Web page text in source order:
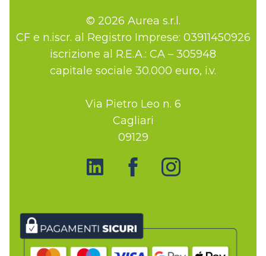
© 2026 Aurea s.r.l.
CF e n.iscr. al Registro Imprese: 03911450926
iscrizione al R.E.A.: CA – 305948
capitale sociale 30.000 euro, i.v.
Via Pietro Leo n. 6
Cagliari
09129